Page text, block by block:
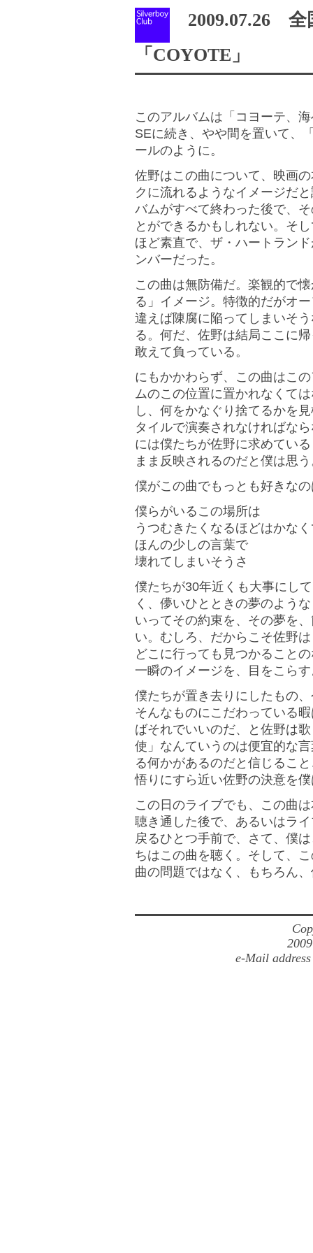
2009.07.26 全
「COYOTE」
このアルバムは「コヨーテ、
SEに続き、やや間を置いて、
ールのように。
佐野はこの曲について、映画
クに流れるようなイメージだ
バムがすべて終わった後で、
とができるかもしれない。そ
ほど素直で、ザ・ハートラン
ンバーだった。
この曲は無防備だ。楽観的で
る」イメージ。特徴的だがオ
違えば陳腐に陥ってしまいそ
る。何だ、佐野は結局ここに
敢えて負っている。
にもかかわらず、この曲はこ
ムのこの位置に置かれなくて
し、何をかなぐり捨てるかを
タイルで演奏されなければな
には僕たちが佐野に求めてい
まま反映されるのだと僕は思
僕がこの曲でもっとも好きな
僕らがいるこの場所は
うつむきたくなるほどはかな
ほんの少しの言葉で
壊れてしまいそうさ
僕たちが30年近くも大事にし
く、儚いひとときの夢のよう
いってその約束を、その夢を
い。むしろ、だからこそ佐野
どこに行っても見つかること
一瞬のイメージを、目をこら
僕たちが置き去りにしたもの
そんなものにこだわっている
ばそれでいいのだ、と佐野は
使」なんていうのは便宜的な
る何かがあるのだと信じるこ
悟りにすら近い佐野の決意を
この日のライブでも、この曲
聴き通した後で、あるいはラ
戻るひとつ手前で、さて、僕
ちはこの曲を聴く。そして、
曲の問題ではなく、もちろん
e-Mail